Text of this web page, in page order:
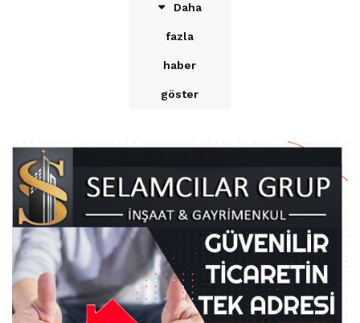
Daha
fazla
haber
göster